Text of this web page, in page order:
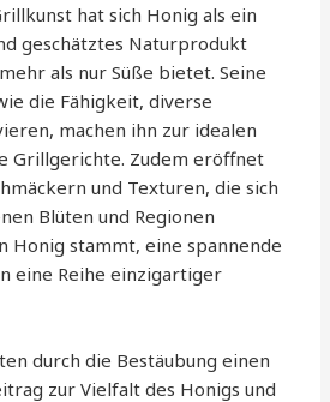
hat sich Honig als ein
geschätztes Naturprodukt
als nur Süße bietet. Seine
die Fähigkeit, diverse
machen ihn zur idealen
Grillgerichte. Zudem eröffnet
und Texturen, die sich
Blüten und Regionen
Honig stammt, eine spannende
eine Reihe einzigartiger
durch die Bestäubung einen
zur Vielfalt des Honigs und